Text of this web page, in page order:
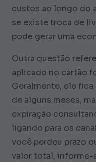
custos ao longo do
se existe troca de
pode gerar uma
Outra questão
aplicado no cartão
Geralmente, ele
de alguns meses,
expiração
ligando para os
você perdeu prazo
valor total, informe-